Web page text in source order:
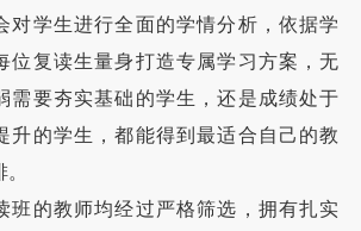
对学生进行全面的学情分析，依据学
位复读生量身打造专属学习方案，无
需要夯实基础的学生，还是成绩处于
升的学生，都能得到最适合自己的教
的教师均经过严格筛选，拥有扎实